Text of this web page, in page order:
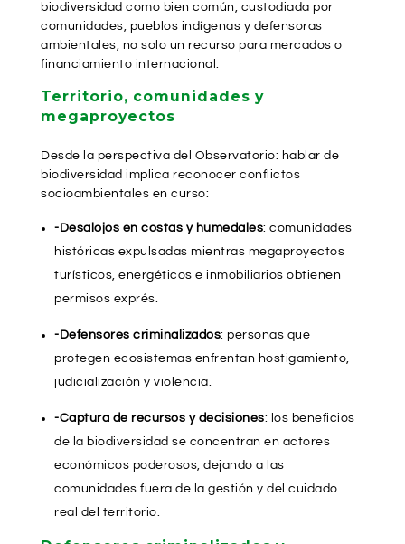
biodiversidad como bien común, custodiada por
comunidades, pueblos indígenas y defensoras
ambientales, no solo un recurso para mercados o
financiamiento internacional.
Territorio, comunidades y
megaproyectos
Desde la perspectiva del Observatorio: hablar de
biodiversidad implica reconocer conflictos
socioambientales en curso:
-Desalojos en costas y humedales: comunidades
históricas expulsadas mientras megaproyectos
turísticos, energéticos e inmobiliarios obtienen
permisos exprés.
-Defensores criminalizados: personas que
protegen ecosistemas enfrentan hostigamiento,
judicialización y violencia.
-Captura de recursos y decisiones: los beneficios
de la biodiversidad se concentran en actores
económicos poderosos, dejando a las
comunidades fuera de la gestión y del cuidado
real del territorio.